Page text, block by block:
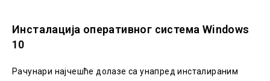
Инсталација оперативног система Windows
10
Рачунари најчешће долазе са унапред инсталираним